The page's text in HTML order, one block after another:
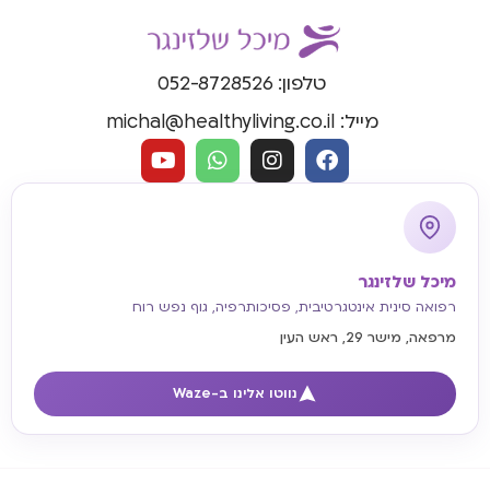
טלפון: 052-8728526
מייל: michal@healthyliving.co.il
מיכל שלזינגר
רפואה סינית אינטגרטיבית, פסיכותרפיה, גוף נפש רוח
מרפאה, מישר 29, ראש העין
נווטו אלינו ב-Waze